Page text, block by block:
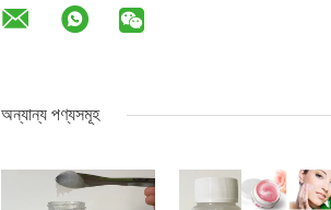
অন্যান্য পণ্যসমূহ